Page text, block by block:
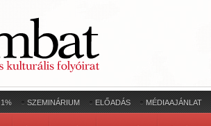
1% SZEMINÁRIUM ELŐADÁS MÉDIAAJÁNLAT